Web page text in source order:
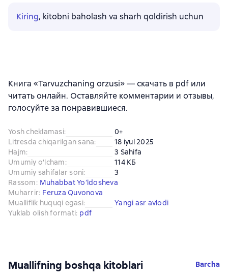
Kiring, kitobni baholash va sharh qoldirish uchun
Книга «Tarvuzchaning orzusi» — скачать в pdf или
читать онлайн. Оставляйте комментарии и отзывы,
голосуйте за понравившиеся.
Yosh cheklamasi:
0+
Litresda chiqarilgan sana:
18 iyul 2025
Hajm:
3 Sahifa
Umumiy o'lcham:
114 КБ
Umumiy sahifalar soni:
3
Rassom: Muhabbat Yo‘ldosheva
Muharrir: Feruza Quvonova
Mualliflik huquqi egasi:
Yangi asr avlodi
Yuklab olish formati: pdf
Muallifning boshqa kitoblari Barcha